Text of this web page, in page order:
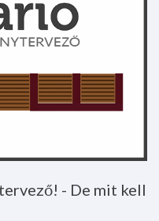
- De mit kell